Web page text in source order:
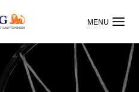
HAUPTSPONSOR